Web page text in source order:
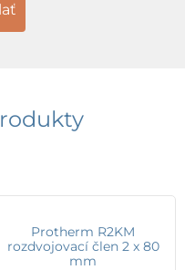
Protherm R2KM
rozdvojovací člen 2 x 80
mm